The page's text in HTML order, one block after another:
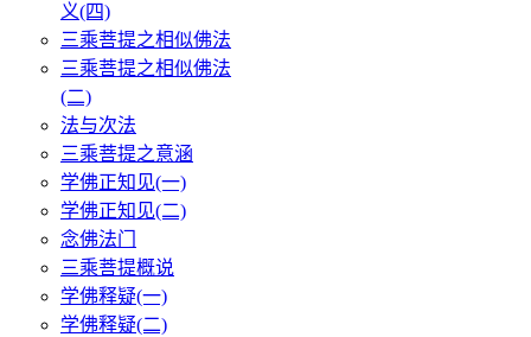
义(四)
三乘菩提之相似佛法
三乘菩提之相似佛法
(二)
法与次法
三乘菩提之意涵
学佛正知见(一)
学佛正知见(二)
念佛法门
三乘菩提概说
学佛释疑(一)
学佛释疑(二)